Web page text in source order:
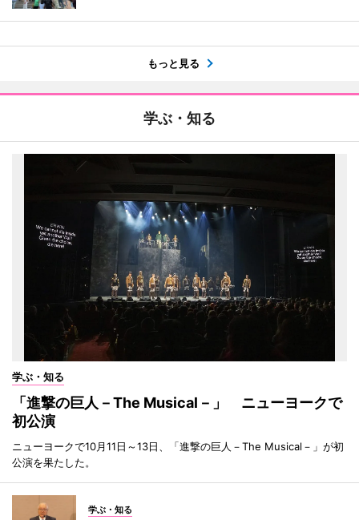
もっと見る
学ぶ・知る
学ぶ・知る
「進撃の巨人－The Musical－」 ニューヨークで
初公演
ニューヨークで10月11日～13日、「進撃の巨人－The Musical－」が初
公演を果たした。
学ぶ・知る